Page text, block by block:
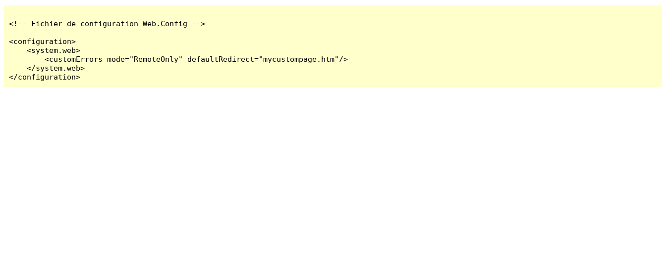
<!-- Fichier de configuration Web.Config -->
<configuration>
    <system.web>
        <customErrors mode="RemoteOnly" defaultRedirect="mycustompage.htm"/>
    </system.web>
</configuration>